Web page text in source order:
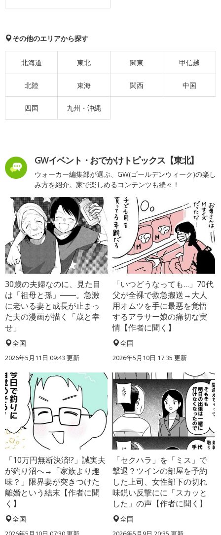
その他のエリアから探す
北海道 東北 関東 甲信越
北陸 東海 関西 中国
四国 九州・沖縄
GWイベント・おでかけトピックス【東北】
ウォーカー編集部が選ぶ、GW(ゴールデンウィーク)の楽し
み方を紹介。家で楽しめるコンテンツも続々！
30歳の夫婦なのに、見た目
は「祖母と孫」――。急激
に老いる妻と成長が止まっ
た夫の漫画が描く「歳と幸
せ」
全国
2026年5月11日 09:43 更新
「いつどうなっても…」70代
父が全裸で救急搬送→大人
用オムツを手に最悪を覚悟
するアラサー娘の痛切な実
情【作者に聞く】
全国
2026年5月10日 17:35 更新
「10万円無断決済!?」誠実夫
が釣り沼へ→「家族より趣
味？」限界妻が突きつけた
離婚という結末【作者に聞
く】
全国
「セクハラ」を「ミス」で
撃退？ツインの部屋を予約
した上司、女性部下の切れ
味鋭い反撃にに「スカッと
した」の声【作者に聞く】
全国